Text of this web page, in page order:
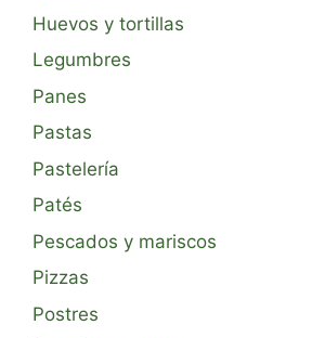
Huevos y tortillas
Legumbres
Panes
Pastas
Pastelería
Patés
Pescados y mariscos
Pizzas
Postres